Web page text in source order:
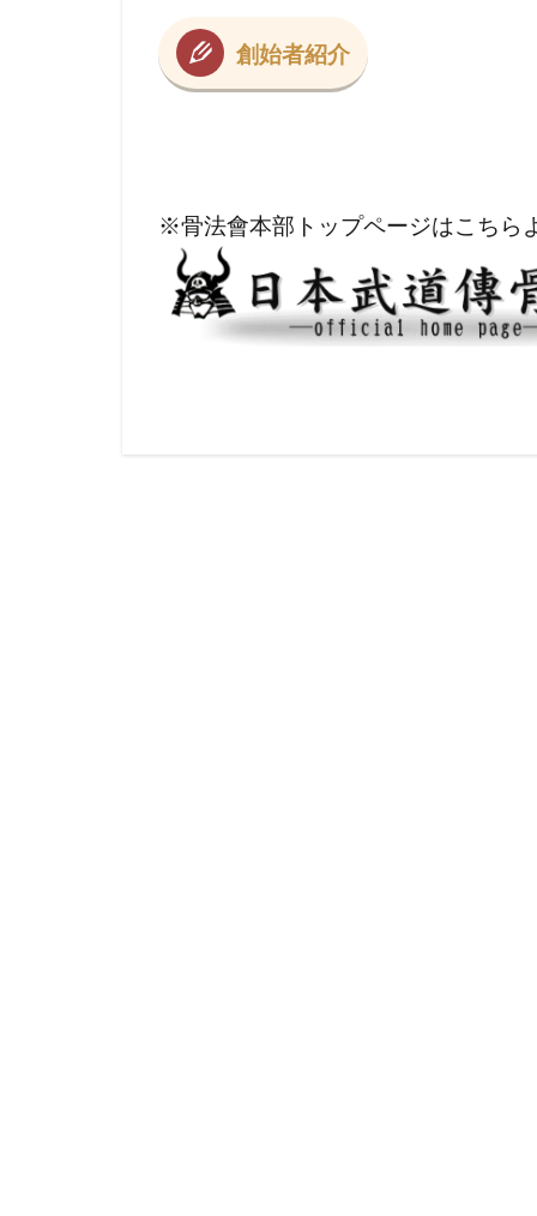
創始者紹介
※骨法會本部トップページはこちら